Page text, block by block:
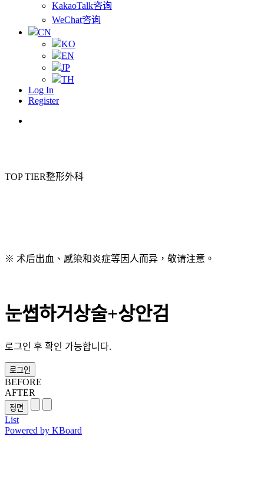
KakaoTalk咨询
WeChat咨询
CN
KO
EN
JP
TH
Log In
Register
TOP TIER整形外科
※ 术后出血、感染和炎症等因人而异，敬请注意。
눈썹하거상술+상안검
로그인 후 확인 가능합니다.
로그인
BEFORE
AFTER
List
Powered by KBoard